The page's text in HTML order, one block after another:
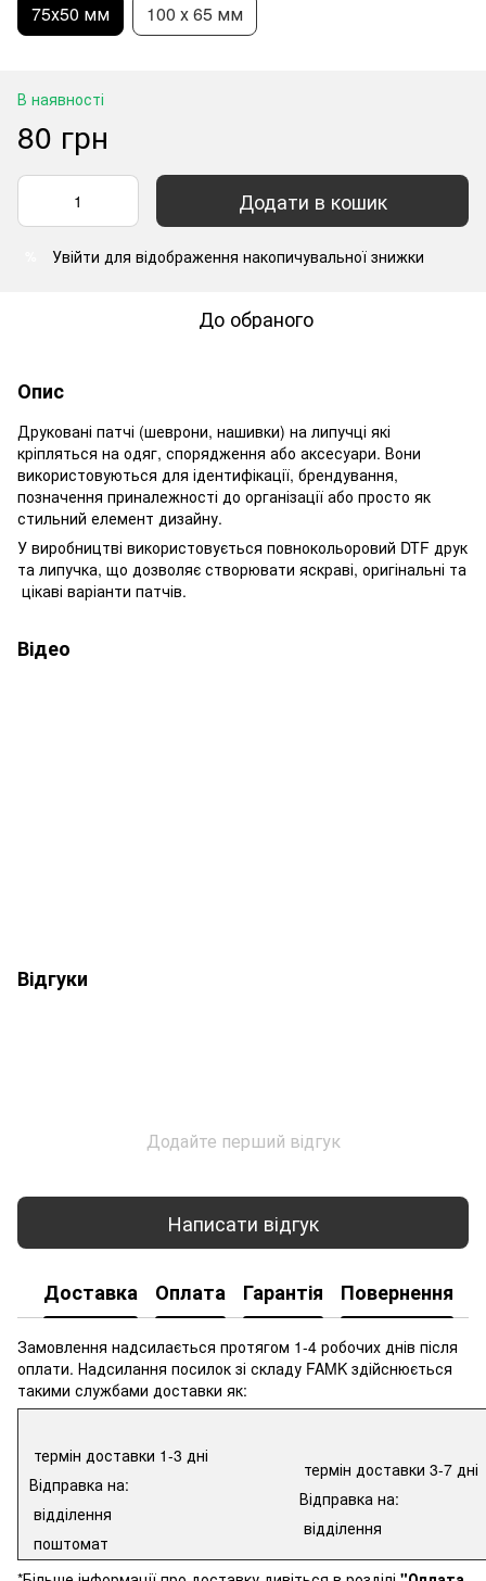
75х50 мм 100 х 65 мм
В наявності
80 грн
Додати в кошик
Увійти для відображення накопичувальної знижки
До обраного
Опис
Друковані патчі (шеврони, нашивки) на липучці які
кріпляться на одяг, спорядження або аксесуари. Вони
використовуються для ідентифікації, брендування,
позначення приналежності до організації або просто як
стильний елемент дизайну.
У виробництві використовується повнокольоровий DTF друк
та липучка, що дозволяє створювати яскраві, оригінальні та
цікаві варіанти патчів.
Відео
Відгуки
Додайте перший відгук
Написати відгук
Доставка Оплата Гарантія Повернення
Замовлення надсилається протягом 1-4 робочих днів після
оплати. Надсилання посилок зі складу FAMK здійснюється
такими службами доставки як:
термін доставки 1-3 дні
Відправка на:
відділення
поштомат
термін доставки 3-7 дні
Відправка на:
відділення